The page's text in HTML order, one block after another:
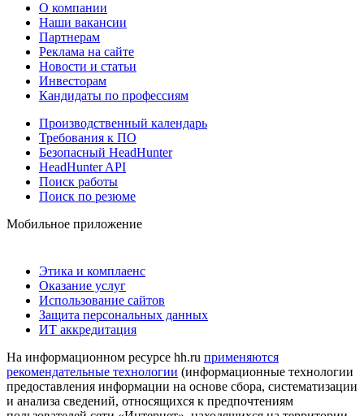
О компании
Наши вакансии
Партнерам
Реклама на сайте
Новости и статьи
Инвесторам
Кандидаты по профессиям
Производственный календарь
Требования к ПО
Безопасный HeadHunter
HeadHunter API
Поиск работы
Поиск по резюме
Мобильное приложение
Этика и комплаенс
Оказание услуг
Использование сайтов
Защита персональных данных
ИТ аккредитация
На информационном ресурсе hh.ru применяются
рекомендательные технологии (информационные технологии
предоставления информации на основе сбора, систематизации
и анализа сведений, относящихся к предпочтениям